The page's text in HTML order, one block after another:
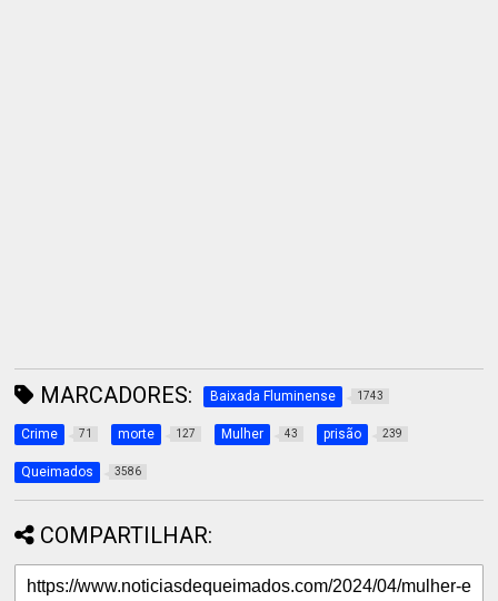
MARCADORES: Baixada Fluminense 1743
Crime 71 morte 127 Mulher 43 prisão 239
Queimados 3586
COMPARTILHAR: